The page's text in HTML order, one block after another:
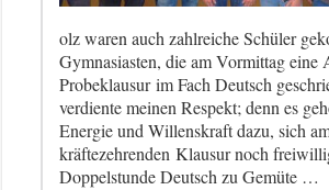
olz waren auch zahlreiche Schüler
Gymnasiasten, die am Vormittag eine
Probeklausur im Fach Deutsch
verdiente meinen Respekt; denn es
Energie und Willenskraft dazu, sich
kräftezehrenden Klausur noch
Doppelstunde Deutsch zu Gemüte …